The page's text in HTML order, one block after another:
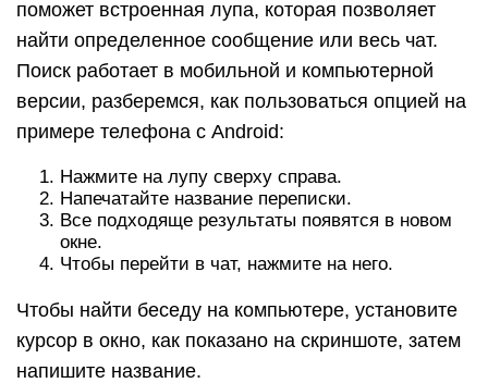
поможет встроенная лупа, которая позволяет
найти определенное сообщение или весь чат.
Поиск работает в мобильной и компьютерной
версии, разберемся, как пользоваться опцией на
примере телефона с Android:
Нажмите на лупу сверху справа.
Напечатайте название переписки.
Все подходяще результаты появятся в новом
окне.
Чтобы перейти в чат, нажмите на него.
Чтобы найти беседу на компьютере, установите
курсор в окно, как показано на скриншоте, затем
напишите название.